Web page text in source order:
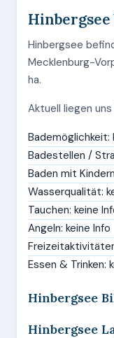
Hinbergsee
Mecklenburg-
ha.
Aktuell liegen
Bademöglichkeit:
Badestellen /
Baden mit
Wasserqualität:
Tauchen: keine
Angeln: keine Info
Essen & Trinken:
Hinbergsee
Hinbergsee